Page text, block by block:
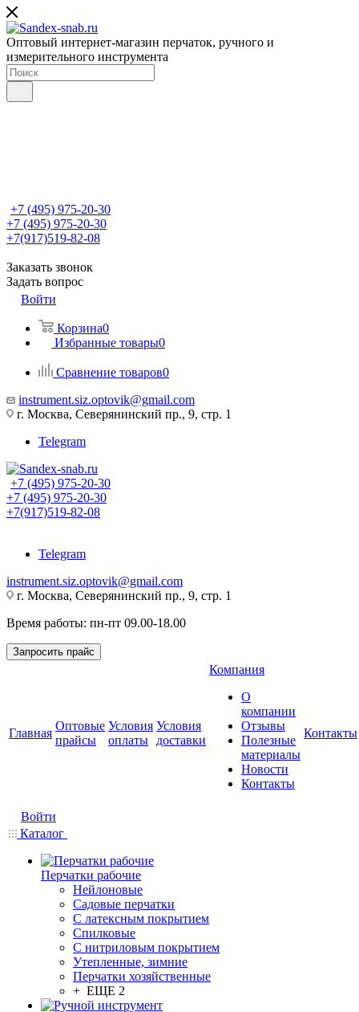
Оптовый интернет-магазин перчаток, ручного и
измерительного инструмента
+7 (495) 975-20-30
+7 (495) 975-20-30
+7(917)519-82-08
Заказать звонок
Задать вопрос
Войти
Корзина0
Избранные товары0
Сравнение товаров0
instrument.siz.optovik@gmail.com
г. Москва, Северянинский пр., 9, стр. 1
Telegram
+7 (495) 975-20-30
+7 (495) 975-20-30
+7(917)519-82-08
Telegram
instrument.siz.optovik@gmail.com
г. Москва, Северянинский пр., 9, стр. 1
Время работы: пн-пт 09.00-18.00
Запросить прайс
Главная
Оптовые
прайсы
Условия
оплаты
Условия
доставки
Компания
О
компании
Отзывы
Полезные
материалы
Новости
Контакты
Контакты
Войти
Каталог
Перчатки рабочие
Нейлоновые
Садовые перчатки
С латексным покрытием
Cпилковые
С нитриловым покрытием
Утепленные, зимние
Перчатки хозяйственные
+ ЕЩЕ 2